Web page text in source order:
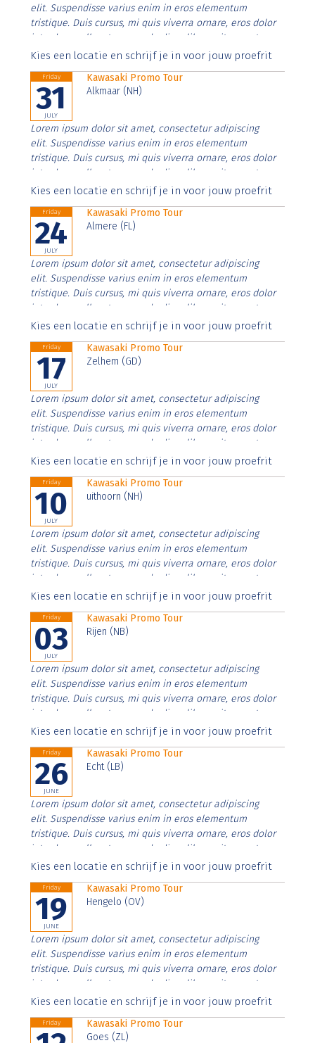
elit. Suspendisse varius enim in eros elementum
tristique. Duis cursus, mi quis viverra ornare, eros dolor
interdum nulla, ut commodo diam libero vitae erat.
Aenean faucibus nibh et justo cursus id rutrum lorem
Kies een locatie en schrijf je in voor jouw proefrit
Friday
31
JULY
Kawasaki Promo Tour
Alkmaar (NH)
Lorem ipsum dolor sit amet, consectetur adipiscing
elit. Suspendisse varius enim in eros elementum
tristique. Duis cursus, mi quis viverra ornare, eros dolor
interdum nulla, ut commodo diam libero vitae erat.
Aenean faucibus nibh et justo cursus id rutrum lorem
Kies een locatie en schrijf je in voor jouw proefrit
Friday
24
JULY
Kawasaki Promo Tour
Almere (FL)
Lorem ipsum dolor sit amet, consectetur adipiscing
elit. Suspendisse varius enim in eros elementum
tristique. Duis cursus, mi quis viverra ornare, eros dolor
interdum nulla, ut commodo diam libero vitae erat.
Aenean faucibus nibh et justo cursus id rutrum lorem
Kies een locatie en schrijf je in voor jouw proefrit
Friday
17
JULY
Kawasaki Promo Tour
Zelhem (GD)
Lorem ipsum dolor sit amet, consectetur adipiscing
elit. Suspendisse varius enim in eros elementum
tristique. Duis cursus, mi quis viverra ornare, eros dolor
interdum nulla, ut commodo diam libero vitae erat.
Aenean faucibus nibh et justo cursus id rutrum lorem
Kies een locatie en schrijf je in voor jouw proefrit
Friday
10
JULY
Kawasaki Promo Tour
uithoorn (NH)
Lorem ipsum dolor sit amet, consectetur adipiscing
elit. Suspendisse varius enim in eros elementum
tristique. Duis cursus, mi quis viverra ornare, eros dolor
interdum nulla, ut commodo diam libero vitae erat.
Aenean faucibus nibh et justo cursus id rutrum lorem
Kies een locatie en schrijf je in voor jouw proefrit
Friday
03
JULY
Kawasaki Promo Tour
Rijen (NB)
Lorem ipsum dolor sit amet, consectetur adipiscing
elit. Suspendisse varius enim in eros elementum
tristique. Duis cursus, mi quis viverra ornare, eros dolor
interdum nulla, ut commodo diam libero vitae erat.
Aenean faucibus nibh et justo cursus id rutrum lorem
Kies een locatie en schrijf je in voor jouw proefrit
Friday
26
JUNE
Kawasaki Promo Tour
Echt (LB)
Lorem ipsum dolor sit amet, consectetur adipiscing
elit. Suspendisse varius enim in eros elementum
tristique. Duis cursus, mi quis viverra ornare, eros dolor
interdum nulla, ut commodo diam libero vitae erat.
Aenean faucibus nibh et justo cursus id rutrum lorem
Kies een locatie en schrijf je in voor jouw proefrit
Friday
19
JUNE
Kawasaki Promo Tour
Hengelo (OV)
Lorem ipsum dolor sit amet, consectetur adipiscing
elit. Suspendisse varius enim in eros elementum
tristique. Duis cursus, mi quis viverra ornare, eros dolor
interdum nulla, ut commodo diam libero vitae erat.
Aenean faucibus nibh et justo cursus id rutrum lorem
Kies een locatie en schrijf je in voor jouw proefrit
Friday
Kawasaki Promo Tour
Goes (ZL)